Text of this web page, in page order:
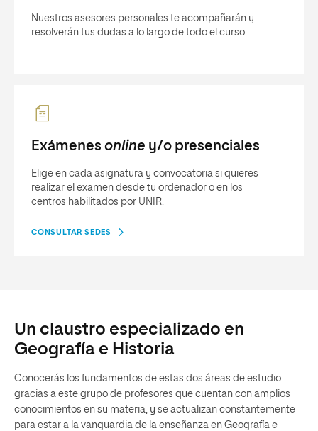
Nuestros asesores personales te acompañarán y
resolverán tus dudas a lo largo de todo el curso.
Exámenes online y/o presenciales
Elige en cada asignatura y convocatoria si quieres
realizar el examen desde tu ordenador o en los
centros habilitados por UNIR.
CONSULTAR SEDES
Un claustro especializado en
Geografía e Historia
Conocerás los fundamentos de estas dos áreas de estudio
gracias a este grupo de profesores que cuentan con amplios
conocimientos en su materia, y se actualizan constantemente
para estar a la vanguardia de la enseñanza en Geografía e